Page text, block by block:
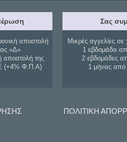
αποστολή
«Δ»
αποστολή της
(+4% Φ.Π.Α)
Σας
Μικρές αγγελίες σε
1 εβδομάδα
2 εβδομάδες
1 μήνας
ΠΟΛΙΤΙΚΗ